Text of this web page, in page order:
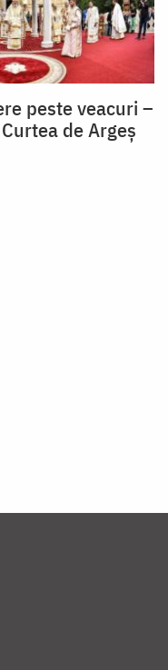
peste veacuri –
de Argeş